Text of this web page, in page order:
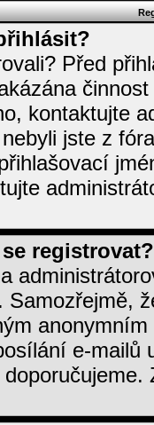
Před
kontaktujte
jste z
registrovat?
Samozřejmě,
e-mailů